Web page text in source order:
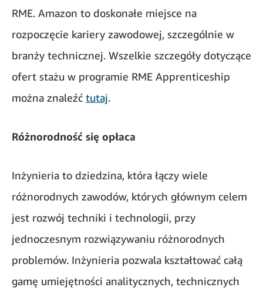
RME. Amazon to doskonałe miejsce na
rozpoczęcie kariery zawodowej, szczególnie w
branży technicznej. Wszelkie szczegóły dotyczące
ofert stażu w programie RME Apprenticeship
można znaleźć tutaj.
Różnorodność się opłaca
Inżynieria to dziedzina, która łączy wiele
różnorodnych zawodów, których głównym celem
jest rozwój techniki i technologii, przy
jednoczesnym rozwiązywaniu różnorodnych
problemów. Inżynieria pozwala kształtować całą
gamę umiejętności analitycznych, technicznych